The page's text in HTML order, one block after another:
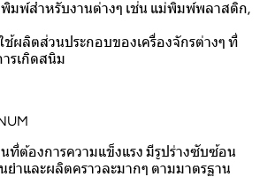
มพ์สำหรับงานต่างๆ เช่น แม่พิมพ์พลาสติก,
ช้ผลิตส่วนประกอบของเครื่องจักรต่างๆ ที่
รเกิดสนิม
ที่ต้องการความแข็งแรง มีรูปร่างซับซ้อน
ำและผลิตคราวละมากๆ ตามมาตรฐาน